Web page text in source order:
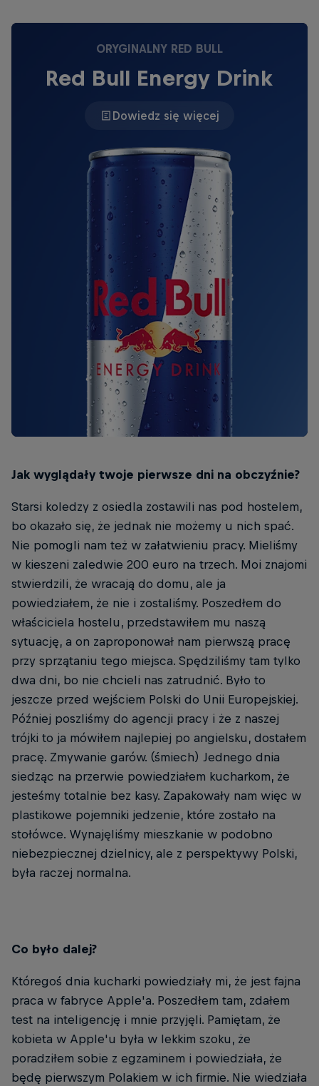
ORYGINALNY RED BULL
Red Bull Energy Drink
Dowiedz się więcej
Jak wyglądały twoje pierwsze dni na obczyźnie?
Starsi koledzy z osiedla zostawili nas pod hostelem,
bo okazało się, że jednak nie możemy u nich spać.
Nie pomogli nam też w załatwieniu pracy. Mieliśmy
w kieszeni zaledwie 200 euro na trzech. Moi znajomi
stwierdzili, że wracają do domu, ale ja
powiedziałem, że nie i zostaliśmy. Poszedłem do
właściciela hostelu, przedstawiłem mu naszą
sytuację, a on zaproponował nam pierwszą pracę
przy sprzątaniu tego miejsca. Spędziliśmy tam tylko
dwa dni, bo nie chcieli nas zatrudnić. Było to
jeszcze przed wejściem Polski do Unii Europejskiej.
Później poszliśmy do agencji pracy i że z naszej
trójki to ja mówiłem najlepiej po angielsku, dostałem
pracę. Zmywanie garów. (śmiech) Jednego dnia
siedząc na przerwie powiedziałem kucharkom, że
jesteśmy totalnie bez kasy. Zapakowały nam więc w
plastikowe pojemniki jedzenie, które zostało na
stołówce. Wynajęliśmy mieszkanie w podobno
niebezpiecznej dzielnicy, ale z perspektywy Polski,
była raczej normalna.
Co było dalej?
Któregoś dnia kucharki powiedziały mi, że jest fajna
praca w fabryce Apple'a. Poszedłem tam, zdałem
test na inteligencję i mnie przyjęli. Pamiętam, że
kobieta w Apple'u była w lekkim szoku, że
poradziłem sobie z egzaminem i powiedziała, że
będę pierwszym Polakiem w ich firmie. Nie wiedziała